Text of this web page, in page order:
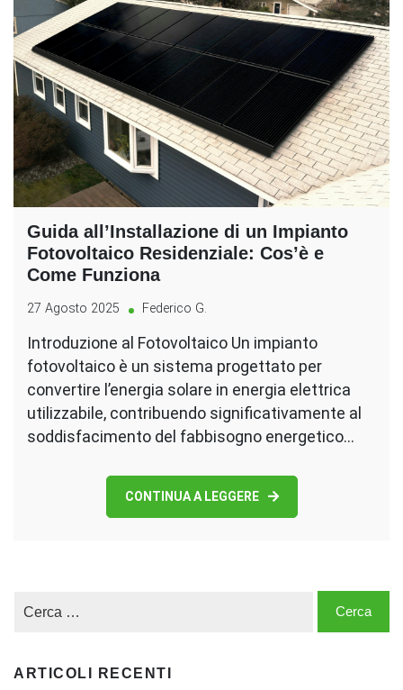
Guida all’Installazione di un Impianto
Fotovoltaico Residenziale: Cos’è e
Come Funziona
27 Agosto 2025 Federico G.
Introduzione al Fotovoltaico Un impianto
fotovoltaico è un sistema progettato per
convertire l’energia solare in energia elettrica
utilizzabile, contribuendo significativamente al
soddisfacimento del fabbisogno energetico…
CONTINUA A LEGGERE
ARTICOLI RECENTI